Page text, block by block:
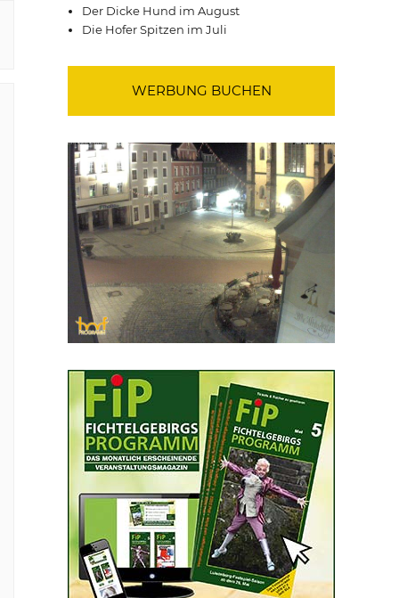
Der Dicke Hund im August
Die Hofer Spitzen im Juli
WERBUNG BUCHEN